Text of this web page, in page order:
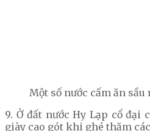
Một số nước cấm ăn
9. Ở đất nước Hy Lạp cổ đại
giày cao gót khi ghé thăm